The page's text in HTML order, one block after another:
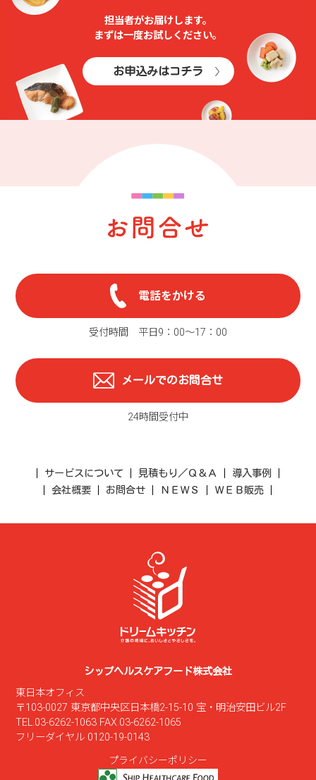
担当者がお届けします。
まずは⼀度お試しください。
お申込みはコチラ
電話をかける
受付時間 平日9：00〜17：00
メールでのお問合せ
24時間受付中
サービスについて 見積もり／Ｑ＆Ａ
導入事例
会社概要
お問合せ ＮＥＷＳ ＷＥＢ販売
シップヘルスケアフード株式会社
東日本オフィス
〒103-0027 東京都中央区日本橋2-15-10 宝・明治安田ビル2F
TEL.03-6262-1063 FAX.03-6262-1065
フリーダイヤル 0120-19-0143
プライバシーポリシー